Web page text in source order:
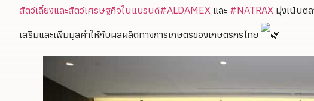
สัตว์เลี้ยงและสัตว์เศรษฐกิจในแบรนด์#ALDAMEX และ #NATRAX มุ่งเน้นต
เสริมและเพิ่มมูลค่าให้กับผลผลิตทางการเกษตรของเกษตรกรไทย